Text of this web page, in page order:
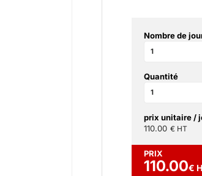
Nombre de
Quantité
prix unitaire /
110.00 € HT
PRIX
110.00€